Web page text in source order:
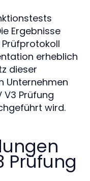
Ergebnisse
erheblich
dieser
Unternehmen
V3 Prüfung
wird.
Prüfung